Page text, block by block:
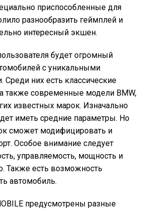
приспособленные для
разнообразить геймплей и
интересный экшен.
будет огромный
с уникальными
Среди них есть классические
также современные модели BMW,
известных марок. Изначально
иметь средние параметры. Но
сможет модифицировать и
Особое внимание следует
управляемость, мощность и
Также есть возможность
автомобиль.
предусмотрены разные